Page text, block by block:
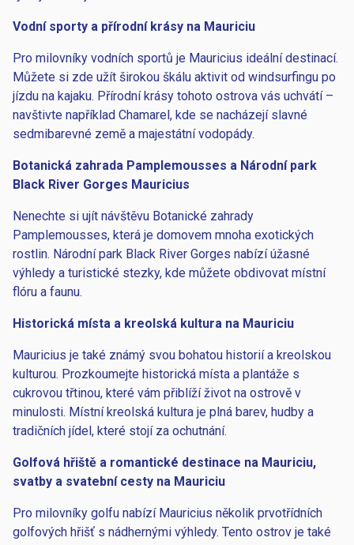
Vodní sporty a přírodní krásy na Mauriciu
Pro milovníky vodních sportů je Mauricius ideální destinací.
Můžete si zde užít širokou škálu aktivit od windsurfingu po
jízdu na kajaku. Přírodní krásy tohoto ostrova vás uchvátí –
navštivte například Chamarel, kde se nacházejí slavné
sedmibarevné země a majestátní vodopády.
Botanická zahrada Pamplemousses a Národní park
Black River Gorges Mauricius
Nenechte si ujít návštěvu Botanické zahrady
Pamplemousses, která je domovem mnoha exotických
rostlin. Národní park Black River Gorges nabízí úžasné
výhledy a turistické stezky, kde můžete obdivovat místní
flóru a faunu.
Historická místa a kreolská kultura na Mauriciu
Mauricius je také známý svou bohatou historií a kreolskou
kulturou. Prozkoumejte historická místa a plantáže s
cukrovou třtinou, které vám přiblíží život na ostrově v
minulosti. Místní kreolská kultura je plná barev, hudby a
tradičních jídel, které stojí za ochutnání.
Golfová hřiště a romantické destinace na Mauriciu,
svatby a svatební cesty na Mauriciu
Pro milovníky golfu nabízí Mauricius několik prvotřídních
golfových hřišť s nádhernými výhledy. Tento ostrov je také